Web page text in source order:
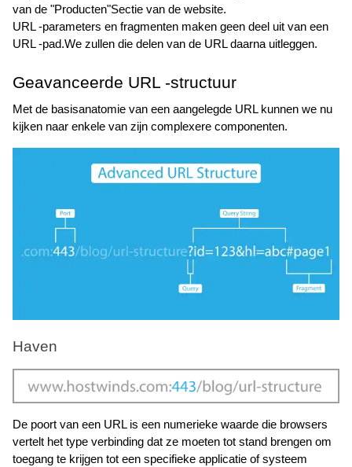
van de "Producten"Sectie van de website.
URL -parameters en fragmenten maken geen deel uit van een
URL -pad.We zullen die delen van de URL daarna uitleggen.
Geavanceerde URL -structuur
Met de basisanatomie van een aangelegde URL kunnen we nu
kijken naar enkele van zijn complexere componenten.
Haven
De poort van een URL is een numerieke waarde die browsers
vertelt het type verbinding dat ze moeten tot stand brengen om
toegang te krijgen tot een specifieke applicatie of systeem